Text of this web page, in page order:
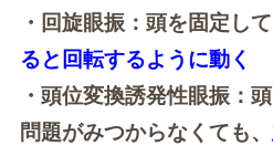
・回旋眼振：頭を固定して
ると回転するように動く
・頭位変換誘発性眼振：
問題がみつからなくても、